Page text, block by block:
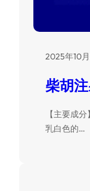
2025年10
柴胡
【主要成
乳白色的…